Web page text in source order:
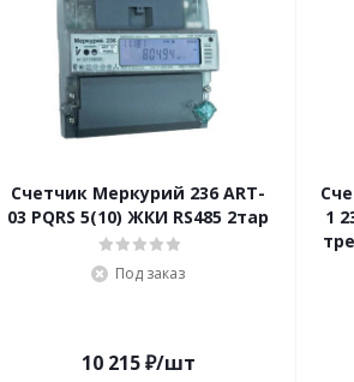
Счетчик Меркурий 236 ART-
03 PQRS 5(10) ЖКИ RS485 2тар
Под заказ
10 215₽/шт
1